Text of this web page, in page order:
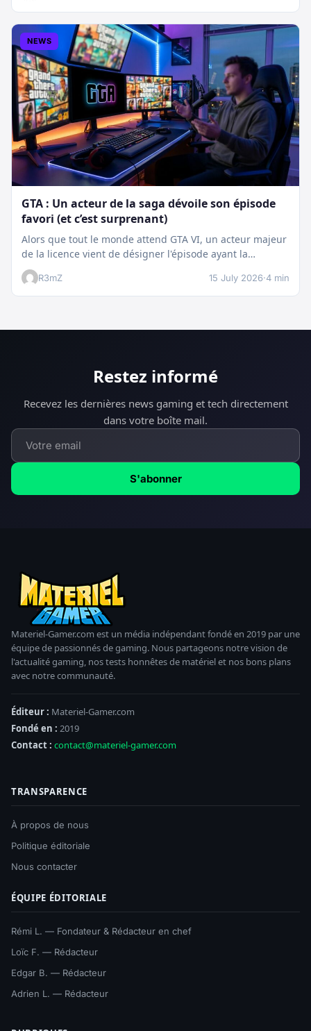
NEWS
GTA : Un acteur de la saga dévoile son épisode
favori (et c’est surprenant)
Alors que tout le monde attend GTA VI, un acteur majeur
de la licence vient de désigner l'épisode ayant la…
R3mZ 15 July 2026·4 min
Restez informé
Recevez les dernières news gaming et tech directement
dans votre boîte mail.
S'abonner
Materiel-Gamer.com est un média indépendant fondé en 2019 par une
équipe de passionnés de gaming. Nous partageons notre vision de
l'actualité gaming, nos tests honnêtes de matériel et nos bons plans
avec notre communauté.
Éditeur : Materiel-Gamer.com
Fondé en : 2019
Contact : contact@materiel-gamer.com
TRANSPARENCE
À propos de nous
Politique éditoriale
Nous contacter
ÉQUIPE ÉDITORIALE
Rémi L. — Fondateur & Rédacteur en chef
Loïc F. — Rédacteur
Edgar B. — Rédacteur
Adrien L. — Rédacteur